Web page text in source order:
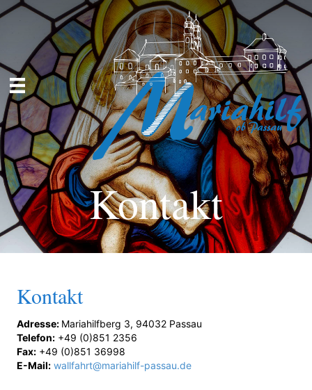
Kontakt
Kontakt
Adresse: Mariahilfberg 3, 94032 Passau
Telefon: +49 (0)851 2356
Fax: +49 (0)851 36998
E-Mail: wallfahrt@mariahilf-passau.de